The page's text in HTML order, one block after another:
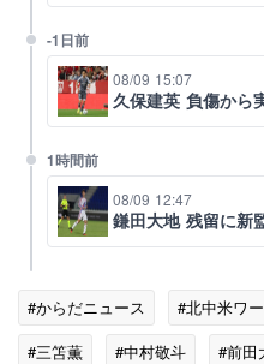
-1日前
08/09 15:07
久保建英 負傷から
1時間前
08/09 12:47
鎌田大地 残留に新
#からだニュース #北中米ワ
#三笘薫
#中村敬斗 #前田